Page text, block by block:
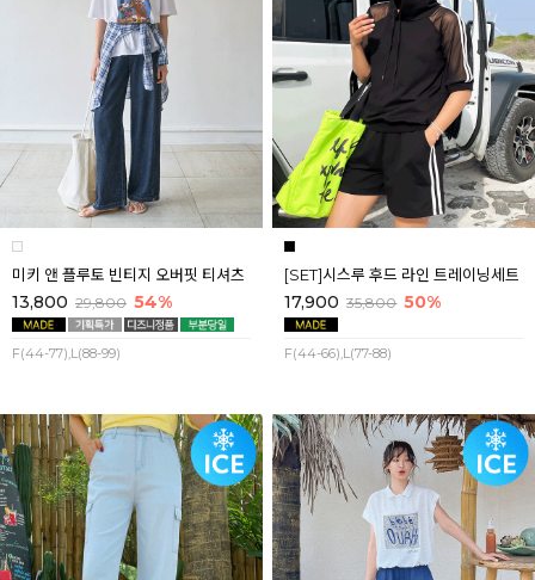
미키 앤 플루토 빈티지 오버핏 티셔츠
13,800 29,800 54%
F(44-77),L(88-99)
[SET]시스루 후드 라인 트레이닝세트
17,900 35,800 50%
F(44-66),L(77-88)